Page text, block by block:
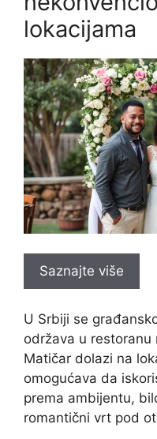
lokacijama
Saznajte više
U Srbiji se
održava u restoranu
Matičar dolazi na
omogućava da
prema ambijentu,
romantični vrt pod